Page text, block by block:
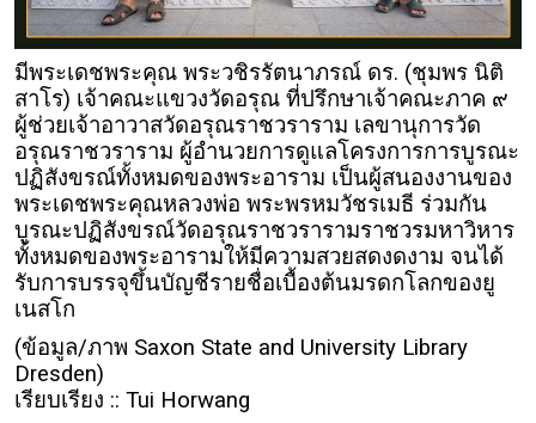
มีพระเดชพระคุณ พระวชิรรัตนาภรณ์ ดร. (ชุมพร นิติ
สาโร) เจ้าคณะแขวงวัดอรุณ ที่ปรึกษาเจ้าคณะภาค ๙
ผู้ช่วยเจ้าอาวาสวัดอรุณราชวราราม เลขานุการวัด
อรุณราชวราราม ผู้อำนวยการดูแลโครงการการบูรณะ
ปฏิสังขรณ์ทั้งหมดของพระอาราม เป็นผู้สนองงานของ
พระเดชพระคุณหลวงพ่อ พระพรหมวัชรเมธี ร่วมกัน
บูรณะปฏิสังขรณ์วัดอรุณราชวรารามราชวรมหาวิหาร
ทั้งหมดของพระอารามให้มีความสวยสดงดงาม จนได้
รับการบรรจุขึ้นบัญชีรายชื่อเบื้องต้นมรดกโลกของยู
เนสโก
(ข้อมูล/ภาพ Saxon State and University Library
Dresden)
เรียบเรียง :: Tui Horwang